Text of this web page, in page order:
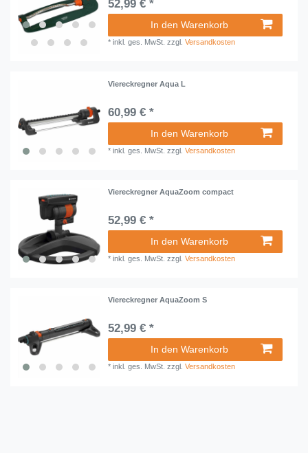
52,99 € *
In den Warenkorb
*inkl. ges. MwSt. zzgl.Versandkosten
Viereckregner Aqua L
60,99 € *
In den Warenkorb
*inkl. ges. MwSt. zzgl.Versandkosten
Viereckregner AquaZoom compact
52,99 € *
In den Warenkorb
*inkl. ges. MwSt. zzgl.Versandkosten
Viereckregner AquaZoom S
52,99 € *
In den Warenkorb
*inkl. ges. MwSt. zzgl.Versandkosten